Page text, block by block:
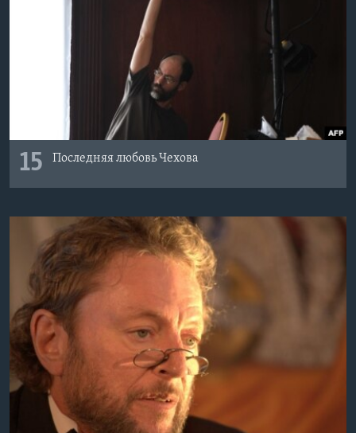
15 Последняя любовь Чехова